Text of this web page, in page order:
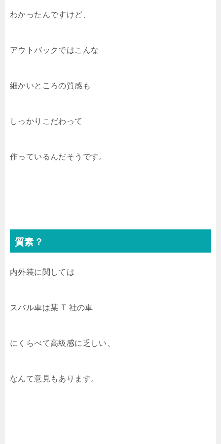
わかったんですけど、
アウトバックではこんな
細かいところの質感も
しっかりこだわって
作っているんだそうです。
質素？
内外装に関しては
スバル車は某 T 社の車
にくらべて高級感に乏しい、
なんて意見もあります。